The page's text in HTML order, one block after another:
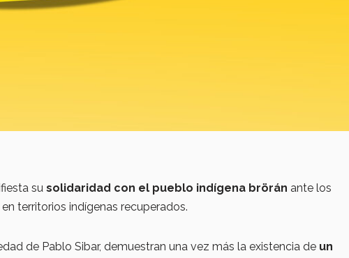
su solidaridad con el pueblo indígena brörán ante los
territorios indígenas recuperados.
de Pablo Sibar, demuestran una vez más la existencia de un